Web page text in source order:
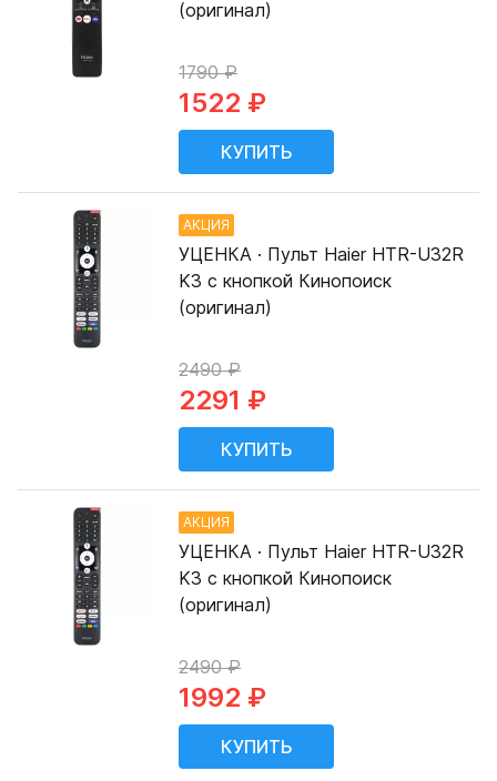
(оригинал)
1790 ₽
1522 ₽
АКЦИЯ
УЦЕНКА · Пульт Haier HTR-U32R
K3 с кнопкой Кинопоиск
(оригинал)
2490 ₽
2291 ₽
АКЦИЯ
УЦЕНКА · Пульт Haier HTR-U32R
K3 с кнопкой Кинопоиск
(оригинал)
2490 ₽
1992 ₽